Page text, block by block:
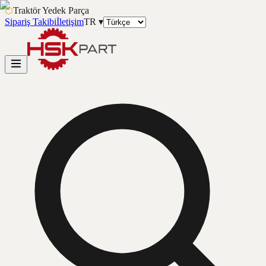
⬡Traktör Yedek Parça
Sipariş TakibiİletişimTR ▾